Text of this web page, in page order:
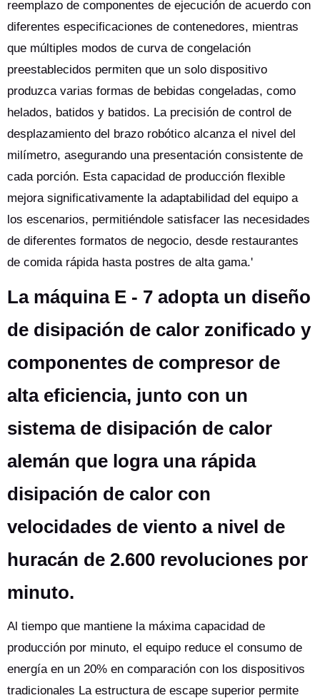
reemplazo de componentes de ejecución de acuerdo con
diferentes especificaciones de contenedores, mientras
que múltiples modos de curva de congelación
preestablecidos permiten que un solo dispositivo
produzca varias formas de bebidas congeladas, como
helados, batidos y batidos. La precisión de control de
desplazamiento del brazo robótico alcanza el nivel del
milímetro, asegurando una presentación consistente de
cada porción. Esta capacidad de producción flexible
mejora significativamente la adaptabilidad del equipo a
los escenarios, permitiéndole satisfacer las necesidades
de diferentes formatos de negocio, desde restaurantes
de comida rápida hasta postres de alta gama.'
La máquina E - 7 adopta un diseño
de disipación de calor zonificado y
componentes de compresor de
alta eficiencia, junto con un
sistema de disipación de calor
alemán que logra una rápida
disipación de calor con
velocidades de viento a nivel de
huracán de 2.600 revoluciones por
minuto.
Al tiempo que mantiene la máxima capacidad de
producción por minuto, el equipo reduce el consumo de
energía en un 20% en comparación con los dispositivos
tradicionales La estructura de escape superior permite